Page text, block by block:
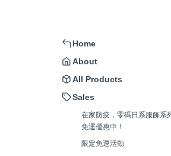
Home
About
All Products
Sales
在家防疫，零碼日系服飾系
免運優惠中！
限定免運活動